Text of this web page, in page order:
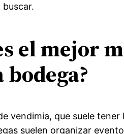
buscar.
el mejor
vendimia, que suele
suelen organizar